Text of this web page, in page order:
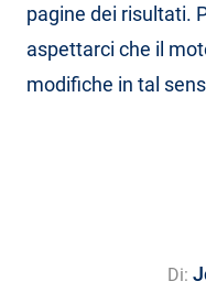
pagine dei risultati.
aspettarci che il
modifiche in tal
Di: